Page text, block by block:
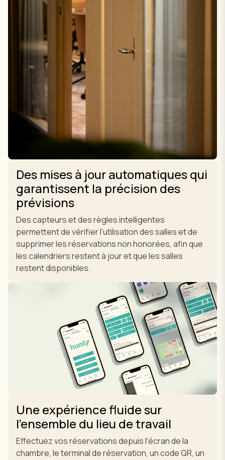
Des mises à jour automatiques qui
garantissent la précision des
prévisions
Des capteurs et des règles intelligentes
permettent de vérifier l'utilisation des salles et de
supprimer les réservations non honorées, afin que
les calendriers restent à jour et que les salles
restent disponibles.
Une expérience fluide sur
l'ensemble du lieu de travail
Effectuez vos réservations depuis l'écran de la
chambre, le terminal de réservation, un code QR, un